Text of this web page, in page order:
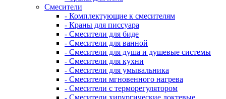
Смесители
- Комплектующие к смесителям
- Краны для писсуара
- Смесители для биде
- Смесители для ванной
- Смесители для душа и душевые системы
- Смесители для кухни
- Смесители для умывальника
- Смесители мгновенного нагрева
- Смесители с терморегулятором
- Смесители хирургические локтевые